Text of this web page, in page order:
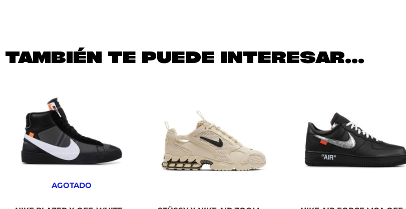
TAMBIÉN TE PUEDE INTERESAR...
AGOTADO